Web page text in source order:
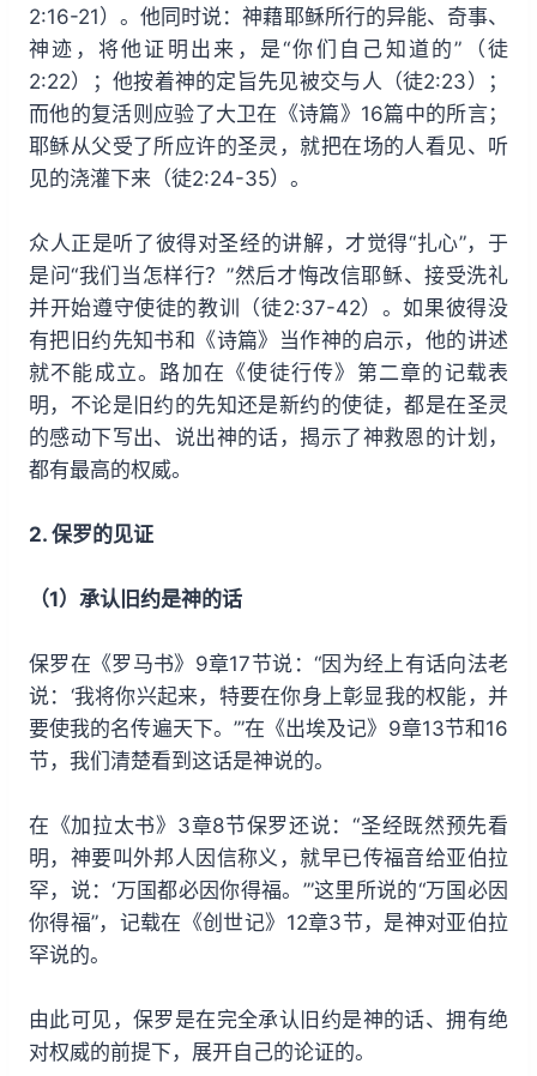
2:16-21）。他同时说：神藉耶稣所行的异能、奇事、
神迹，将他证明出来，是“你们自己知道的”（徒
2:22）；他按着神的定旨先见被交与人（徒2:23）；
而他的复活则应验了大卫在《诗篇》16篇中的所言；
耶稣从父受了所应许的圣灵，就把在场的人看见、听
见的浇灌下来（徒2:24-35）。
众人正是听了彼得对圣经的讲解，才觉得“扎心”，于
是问“我们当怎样行？”然后才悔改信耶稣、接受洗礼
并开始遵守使徒的教训（徒2:37-42）。如果彼得没
有把旧约先知书和《诗篇》当作神的启示，他的讲述
就不能成立。路加在《使徒行传》第二章的记载表
明，不论是旧约的先知还是新约的使徒，都是在圣灵
的感动下写出、说出神的话，揭示了神救恩的计划，
都有最高的权威。
2. 保罗的见证
（1）承认旧约是神的话
保罗在《罗马书》9章17节说：“因为经上有话向法老
说：‘我将你兴起来，特要在你身上彰显我的权能，并
要使我的名传遍天下。’”在《出埃及记》9章13节和16
节，我们清楚看到这话是神说的。
在《加拉太书》3章8节保罗还说：“圣经既然预先看
明，神要叫外邦人因信称义，就早已传福音给亚伯拉
罕，说：‘万国都必因你得福。’”这里所说的“万国必因
你得福”，记载在《创世记》12章3节，是神对亚伯拉
罕说的。
由此可见，保罗是在完全承认旧约是神的话、拥有绝
对权威的前提下，展开自己的论证的。